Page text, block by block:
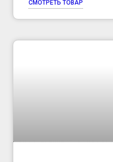
СМОТРЕТЬ ТОВАР